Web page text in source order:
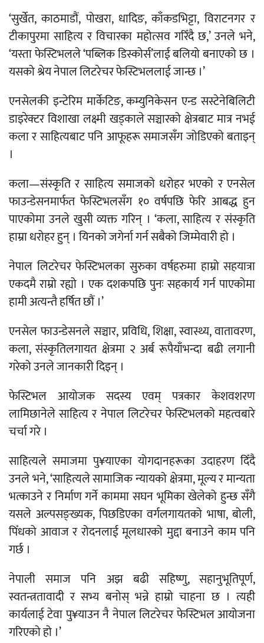
‘सुर्खेत, काठमाडौं, पोखरा, धादिङ, काँकडभिट्टा, विराटनगर र
टीकापुरमा साहित्य र विचारका महोत्सव गरिँदै छ,’ उनले भने,
‘यस्ता फेस्टिभलले ‘पब्लिक डिस्कोर्स’लाई बलियो बनाएको छ ।
यसको श्रेय नेपाल लिटरेचर फेस्टिभललाई जान्छ ।’
एनसेलकी इन्टेरिम मार्केटिङ, कम्युनिकेसन एन्ड सस्टेनेबिलिटी
डाइरेक्टर विशाखा लक्ष्मी खड्काले सञ्चारको क्षेत्रबाट मात्र नभई
कला र साहित्यबाट पनि आफूहरू समाजसँग जोडिएको बताइन्
।
कला—संस्कृति र साहित्य समाजको धरोहर भएको र एनसेल
फाउन्डेसनमार्फत फेस्टिभलसँग १० वर्षपछि फेरि आबद्ध हुन
पाएकोमा उनले खुसी व्यक्त गरिन् । ‘कला, साहित्य र संस्कृति
हाम्रा धरोहर हुन् । यिनको जगेर्ना गर्न सबैको जिम्मेवारी हो ।
नेपाल लिटरेचर फेस्टिभलका सुरुका वर्षहरुमा हाम्रो सहयात्रा
एकदमै राम्रो रह्यो । एक दशकपछि पुनः सहकार्य गर्न पाएकोमा
हामी अत्यन्तै हर्षित छौं ।’
एनसेल फाउन्डेसनले सञ्चार, प्रविधि, शिक्षा, स्वास्थ्य, वातावरण,
कला, संस्कृतिलगायत क्षेत्रमा २ अर्ब रूपैयाँभन्दा बढी लगानी
गरेको उनले जानकारी दिइन् ।
फेस्टिभल आयोजक सदस्य एवम् पत्रकार केशवशरण
लामिछानेले साहित्य र नेपाल लिटरेचर फेस्टिभलको महत्वबारे
चर्चा गरे ।
साहित्यले समाजमा पु¥याएका योगदानहरूका उदाहरण दिँदै
उनले भने, ‘साहित्यले सामाजिक न्यायको क्षेत्रमा, मूल्य र मान्यता
भत्काउने र निर्माण गर्ने काममा सघन भूमिका खेलेको हुन्छ सँगै
यसले अल्पसङ्ख्यक, पिछडिएका वर्गलगायतको भाषा, बोली,
पिँधको आवाज र रोदनलाई मूलधारको मुद्दा बनाउने काम पनि
गर्छ ।
नेपाली समाज पनि अझ बढी सहिष्णु, सहानुभूतिपूर्ण,
स्वतन्त्रतावादी र सभ्य बनोस् भन्ने हाम्रो चाहना छ । त्यही
कार्यलाई टेवा पु¥याउन नै नेपाल लिटरेचर फेस्टिभल आयोजना
गरिएको हो ।’